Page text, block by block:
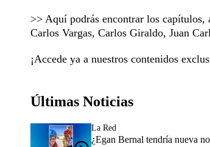
>> Aquí podrás encontrar los
Carlos Vargas, Carlos Giraldo, Juan
¡Accede ya a nuestros contenidos
Últimas Noticias
La Red
¿Egan Bernal tendría nueva